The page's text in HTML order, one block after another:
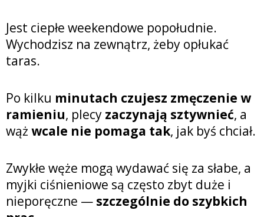
Jest ciepłe weekendowe popołudnie.
Wychodzisz na zewnątrz, żeby opłukać
taras.
Po kilku minutach czujesz zmęczenie w
ramieniu, plecy zaczynają sztywnieć, a
wąż wcale nie pomaga tak, jak byś chciał.
Zwykłe węże mogą wydawać się za słabe, a
myjki ciśnieniowe są często zbyt duże i
nieporęczne — szczególnie do szybkich